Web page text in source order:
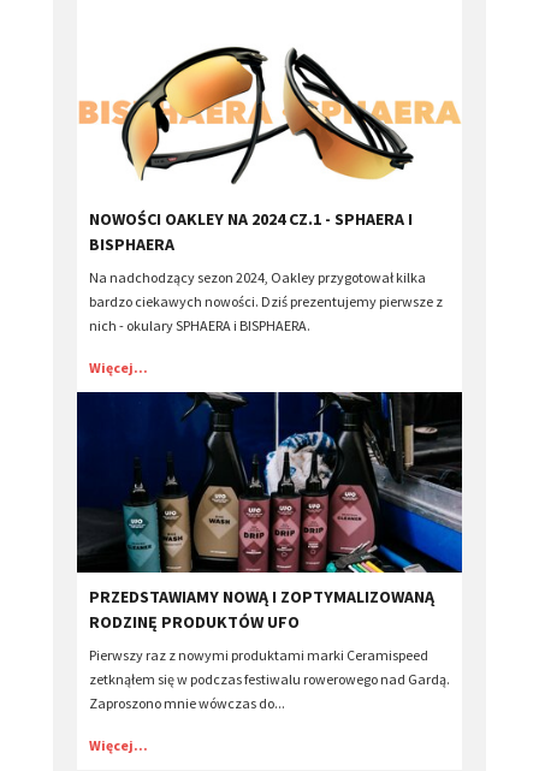
NOWOŚCI OAKLEY NA 2024 CZ.1 - SPHAERA I
BISPHAERA
Na nadchodzący sezon 2024, Oakley przygotował kilka
bardzo ciekawych nowości. Dziś prezentujemy pierwsze z
nich - okulary SPHAERA i BISPHAERA.
Więcej...
PRZEDSTAWIAMY NOWĄ I ZOPTYMALIZOWANĄ
RODZINĘ PRODUKTÓW UFO
Pierwszy raz z nowymi produktami marki Ceramispeed
zetknąłem się w podczas festiwalu rowerowego nad Gardą.
Zaproszono mnie wówczas do...
Więcej...